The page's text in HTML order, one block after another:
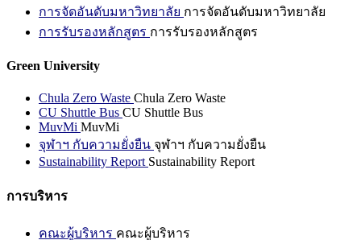
การจัดอันดับมหาวิทยาลัย การจัดอันดับมหาวิทยาลัย
การรับรองหลักสูตร การรับรองหลักสูตร
Green University
Chula Zero Waste Chula Zero Waste
CU Shuttle Bus CU Shuttle Bus
MuvMi MuvMi
จุฬาฯ กับความยั่งยืน จุฬาฯ กับความยั่งยืน
Sustainability Report Sustainability Report
การบริหาร
คณะผู้บริหาร คณะผู้บริหาร